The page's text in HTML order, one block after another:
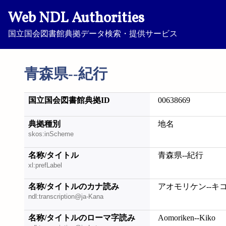
Web NDL Authorities
国立国会図書館典拠データ検索・提供サービス
青森県--紀行
国立国会図書館典拠ID 00638669
典拠種別
skos:inScheme
地名
名称/タイトル
xl:prefLabel
青森県--紀行
名称/タイトルのカナ読み
ndl:transcription@ja-Kana
アオモリケン--キ
名称/タイトルのローマ字読み Aomoriken--Kiko